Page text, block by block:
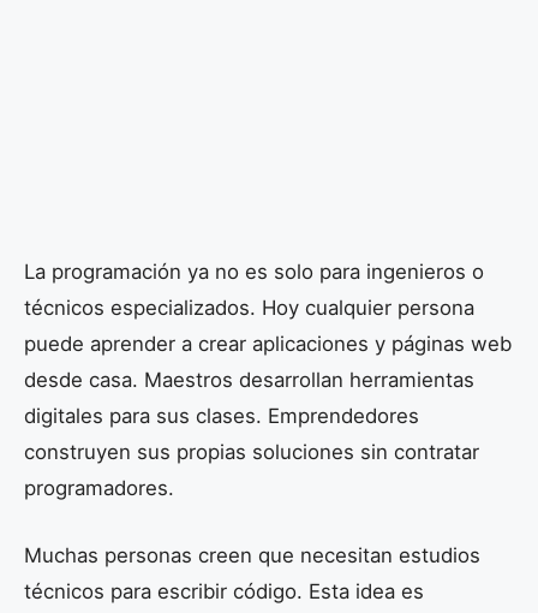
La programación ya no es solo para ingenieros o
técnicos especializados. Hoy cualquier persona
puede aprender a crear aplicaciones y páginas web
desde casa. Maestros desarrollan herramientas
digitales para sus clases. Emprendedores
construyen sus propias soluciones sin contratar
programadores.
Muchas personas creen que necesitan estudios
técnicos para escribir código. Esta idea es